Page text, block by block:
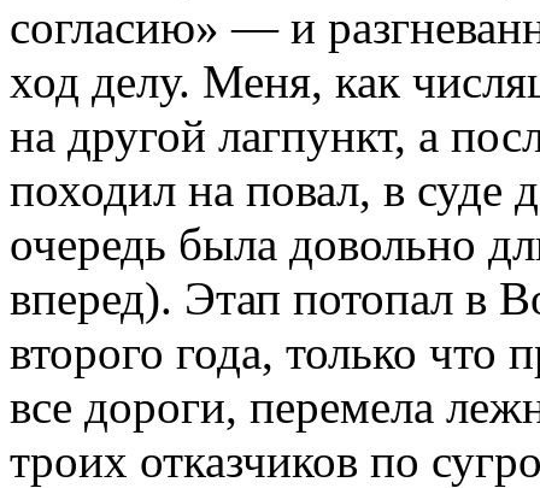
согласию» — и
ход делу. Меня, как
на другой лагпункт, а
походил на повал, в суде
очередь была довольно
вперед). Этап потопал в
второго года, только
все дороги, перемела
троих отказчиков по